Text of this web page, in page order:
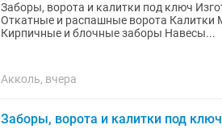
Заборы, ворота и калитки под ключ Изготавливаем и устанавливаем: Заборы жалюзи
Откатные и распашные ворота Калитки Металлические и комбинированные ограждения
Кирпичные и блочные заборы Навесы...
Акколь, вчера
Заборы, ворота и калитки под ключ